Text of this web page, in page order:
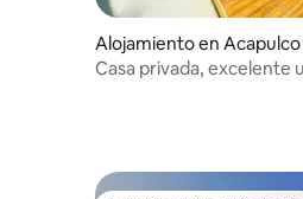
Alojamiento en Acapulco
uárez
Casa privada, excelente